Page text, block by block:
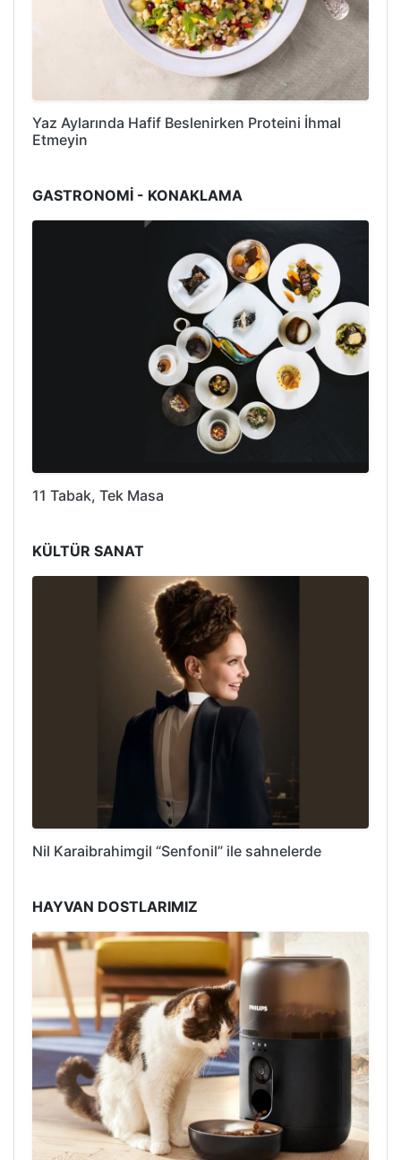
Yaz Aylarında Hafif Beslenirken Proteini İhmal
Etmeyin
GASTRONOMİ - KONAKLAMA
11 Tabak, Tek Masa
KÜLTÜR SANAT
Nil Karaibrahimgil “Senfonil” ile sahnelerde
HAYVAN DOSTLARIMIZ